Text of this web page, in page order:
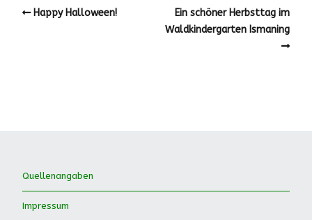
Happy Halloween!
Ein schöner Herbsttag im
Waldkindergarten Ismaning
Quellenangaben
Impressum